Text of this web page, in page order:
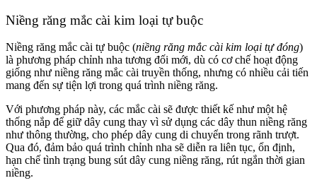
Niềng răng mắc cài kim loại tự buộc
Niềng răng mắc cài tự buộc (niềng răng mắc cài kim loại tự đóng)
là phương pháp chỉnh nha tương đối mới, dù có cơ chế hoạt động
giống như niềng răng mắc cài truyền thống, nhưng có nhiều cải tiến
mang đến sự tiện lợi trong quá trình niềng răng.
Với phương pháp này, các mắc cài sẽ được thiết kế như một hệ
thống nắp để giữ dây cung thay vì sử dụng các dây thun niềng răng
như thông thường, cho phép dây cung di chuyển trong rãnh trượt.
Qua đó, đảm bảo quá trình chỉnh nha sẽ diễn ra liên tục, ổn định,
hạn chế tình trạng bung sút dây cung niềng răng, rút ngắn thời gian
niềng.